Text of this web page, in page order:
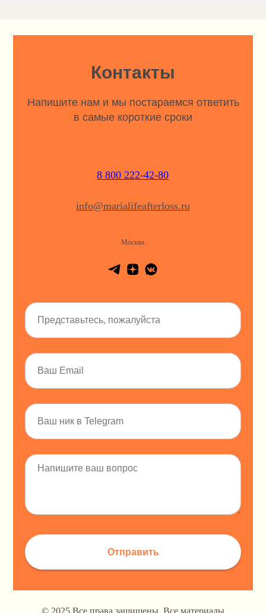
Контакты
Напишите нам и мы постараемся ответить
в самые короткие сроки
8 800 222-42-80
info@marialifeafterloss.ru
Москва
Отправить